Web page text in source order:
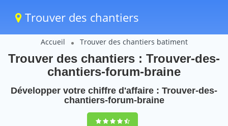
Trouver des chantiers
Accueil Trouver des chantiers batiment
Trouver des chantiers : Trouver-des-
chantiers-forum-braine
Développer votre chiffre d'affaire : Trouver-des-
chantiers-forum-braine